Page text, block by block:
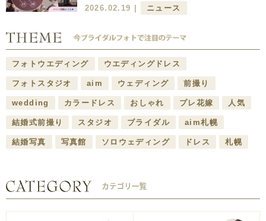
2026.02.19 | ニュース
フォトウエディング ウエディングドレス
フォトスタジオ aim ウェディング 前撮り
wedding カラードレス おしゃれ プレ花嫁 人気
結婚式前撮り スタジオ ブライダル aim札幌
結婚写真 写真館 ソロウェディング ドレス 札幌